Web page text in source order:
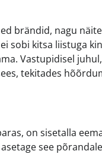
brändid, nagu
sobi kitsa liistuga
Vastupidisel
tekitades
on sisetalla
see